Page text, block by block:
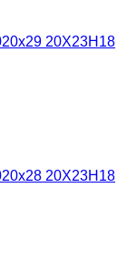
20Х23Н18
20Х23Н18